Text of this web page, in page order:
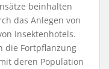
beinhalten
das Anlegen von
Insektenhotels.
die Fortpflanzung
deren Population